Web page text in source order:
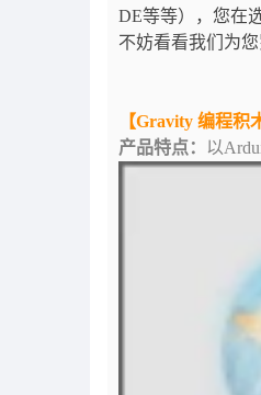
DE等等），您在
不妨看看我们为
【Gravity 编程积
产品特点：
以